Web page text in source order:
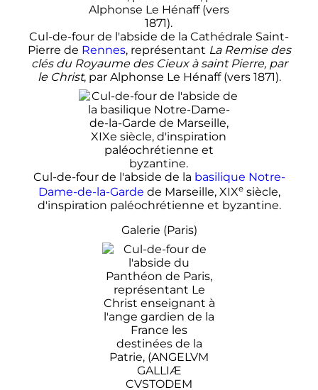
Cul-de-four de l'abside de la Cathédrale Saint-
Pierre de Rennes, représentant La Remise des
clés du Royaume des Cieux à saint Pierre, par
le Christ, par Alphonse Le Hénaff (vers 1871).
Cul-de-four de l'abside de la basilique Notre-
Dame-de-la-Garde de Marseille, XIXe siècle,
d'inspiration paléochrétienne et byzantine.
Galerie (Paris)